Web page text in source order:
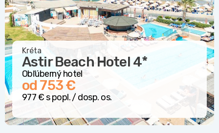
Kréta
Astir Beach Hotel 4*
Obľúberný hotel
od 753 €
977 € s popl. / dosp. os.